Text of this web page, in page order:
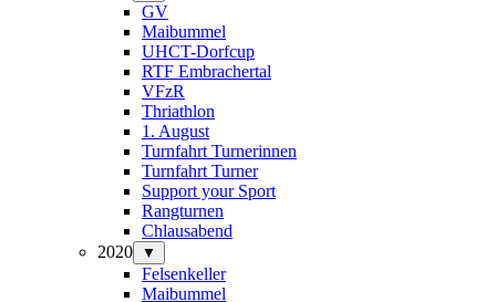
GV
Maibummel
UHCT-Dorfcup
RTF Embrachertal
VFzR
Thriathlon
1. August
Turnfahrt Turnerinnen
Turnfahrt Turner
Support your Sport
Rangturnen
Chlausabend
2020
▼
Felsenkeller
Maibummel